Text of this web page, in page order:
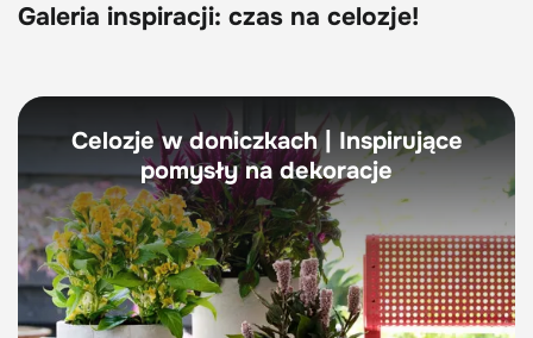
Galeria inspiracji: czas na celozje!
Celozje w doniczkach | Inspirujące
pomysły na dekoracje